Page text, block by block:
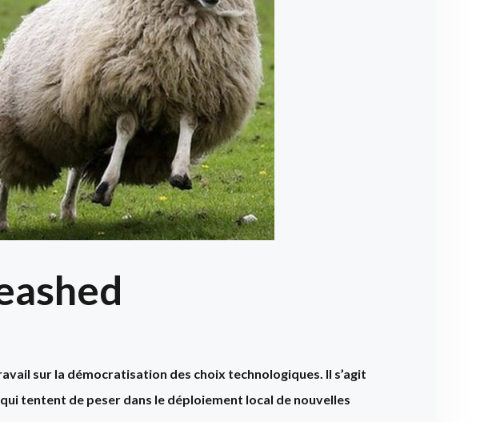
sur la démocratisation des choix technologiques. Il s’agit
tentent de peser dans le déploiement local de nouvelles